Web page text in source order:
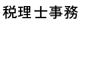
理士事務